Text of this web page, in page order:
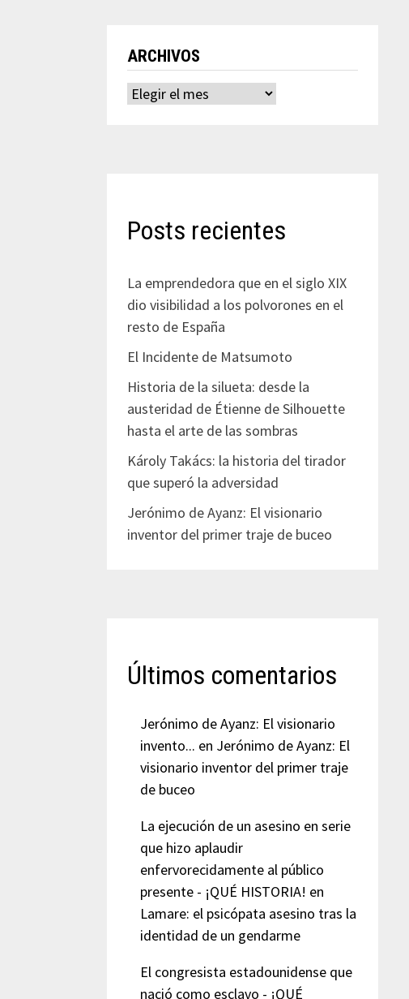
ARCHIVOS
Archivos
Posts recientes
La emprendedora que en el siglo XIX
dio visibilidad a los polvorones en el
resto de España
El Incidente de Matsumoto
Historia de la silueta: desde la
austeridad de Étienne de Silhouette
hasta el arte de las sombras
Károly Takács: la historia del tirador
que superó la adversidad
Jerónimo de Ayanz: El visionario
inventor del primer traje de buceo
Últimos comentarios
Jerónimo de Ayanz: El visionario
invento... en Jerónimo de Ayanz: El
visionario inventor del primer traje
de buceo
La ejecución de un asesino en serie
que hizo aplaudir
enfervorecidamente al público
presente - ¡QUÉ HISTORIA! en
Lamare: el psicópata asesino tras la
identidad de un gendarme
El congresista estadounidense que
nació como esclavo - ¡QUÉ